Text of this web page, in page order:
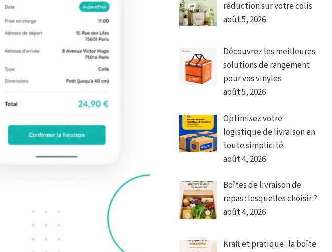
réduction sur votre colis
août 5, 2026
Découvrez les meilleures
solutions de rangement
pour vos vinyles
août 5, 2026
Optimisez votre
logistique de livraison en
toute simplicité
août 4, 2026
Boîtes de livraison de
repas : lesquelles choisir ?
août 4, 2026
Kraft et pratique : la boîte